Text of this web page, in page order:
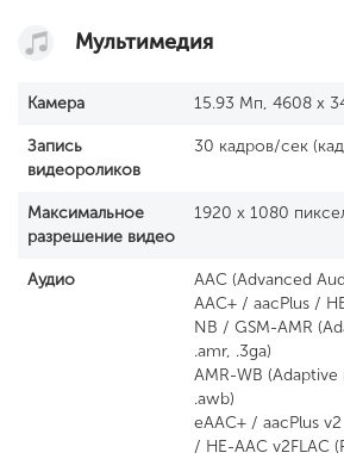
Мультимедия
Камера 15.93 Мп, 4608 x
Запись
видеороликов
30 кадров/сек
Максимальное
разрешение видео
1920 x 1080
Аудио
AAC (Advanced
AAC+ / aacPlus /
NB / GSM-AMR
.amr, .3ga)
AMR-WB
.awb)
eAAC+ / aacPlus v2
/ HE-AAC v2FLAC